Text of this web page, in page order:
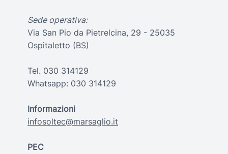
Sede operativa:
Via San Pio da Pietrelcina, 29 - 25035
Ospitaletto (BS)
Tel. 030 314129
Whatsapp: 030 314129
Informazioni
infosoltec@marsaglio.it
PEC